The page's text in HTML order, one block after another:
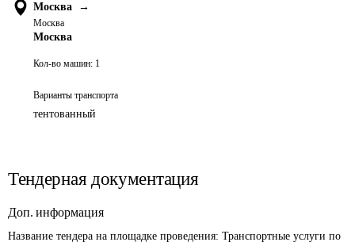
Москва →
Москва
Москва
Кол-во машин: 1
Варианты транспорта
тентованный
Тендерная документация
Доп. информация
Название тендера на площадке проведения: Транспортные услуги по